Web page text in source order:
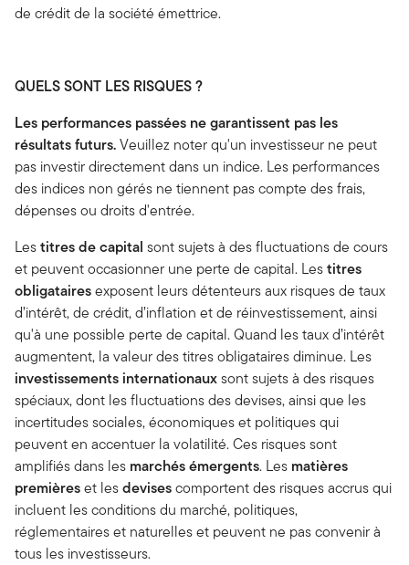
de crédit de la société émettrice.
QUELS SONT LES RISQUES ?
Les performances passées ne garantissent pas les
résultats futurs.Veuillez noter qu'un investisseur ne peut
pas investir directement dans un indice. Les performances
des indices non gérés ne tiennent pas compte des frais,
dépenses ou droits d'entrée.
Lestitres de capital sont sujets à des fluctuations de cours
et peuvent occasionner une perte de capital. Lestitres
obligatairesexposent leurs détenteurs aux risques de taux
d’intérêt, de crédit, d’inflation et de réinvestissement, ainsi
qu'à une possible perte de capital. Quand les taux d’intérêt
augmentent, la valeur des titres obligataires diminue. Les
investissements internationauxsont sujets à des risques
spéciaux, dont les fluctuations des devises, ainsi que les
incertitudes sociales, économiques et politiques qui
peuvent en accentuer la volatilité. Ces risques sont
amplifiés dans les marchés émergents. Les matières
premièreset lesdevisescomportent des risques accrus qui
incluent les conditions du marché, politiques,
réglementaires et naturelles et peuvent ne pas convenir à
tous les investisseurs.